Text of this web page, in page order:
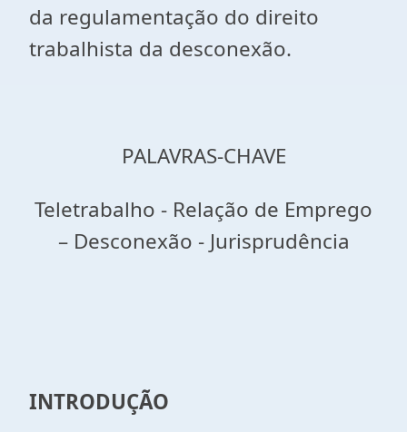
da regulamentação do direito
trabalhista da desconexão.
PALAVRAS-CHAVE
Teletrabalho - Relação de Emprego
– Desconexão - Jurisprudência
INTRODUÇÃO